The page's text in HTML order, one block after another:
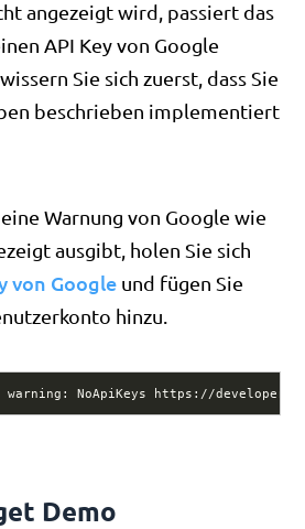
angezeigt wird, passiert das
API Key von Google
Sie sich zuerst, dass Sie
beschrieben implementiert
Warnung von Google wie
ausgibt, holen Sie sich
von Google und fügen Sie
hinzu.
warning: NoApiKeys https://
Demo